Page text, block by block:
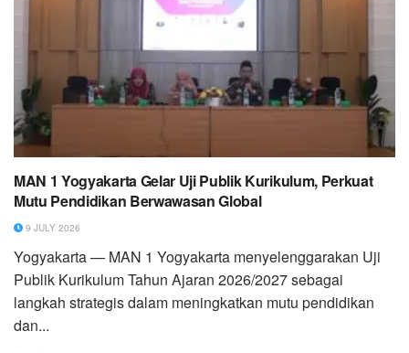
MAN 1 Yogyakarta Gelar Uji Publik Kurikulum, Perkuat
Mutu Pendidikan Berwawasan Global
9 JULY 2026
Yogyakarta — MAN 1 Yogyakarta menyelenggarakan Uji
Publik Kurikulum Tahun Ajaran 2026/2027 sebagai
langkah strategis dalam meningkatkan mutu pendidikan
dan...